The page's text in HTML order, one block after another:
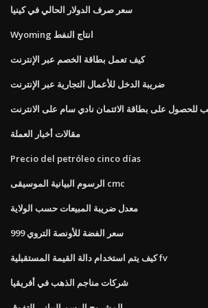
سعر صرف الدولار الحالي في كينيا
Wyoming انتاج النفط
كيف تعمل بطاقة الخصم عبر الإنترنت
ضريبة الدخل للأعمال التجارية عبر الإنترنت
للحصول على بطاقة الائتمان نادي سام على الانترنت
مقالات أخبار العملة
Precio del petróleo cinco días
الرسوم البيانية الموسيقى cmc
معدل ضريبة المبيعات حسب الولاية
999 سعر الفضة للأونصة التروي
كيف يتم استخدام دالة القيمة المستقبلية fv
شركات مناجم الذهب في أفريقيا